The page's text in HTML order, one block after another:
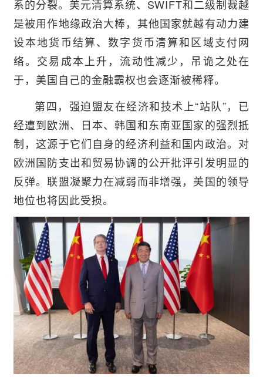
系的分裂。美元清算系统、SWIFT和二级制裁越
是被用作地缘政治大棒，其他国家就越有动力建
设本地货币结算、数字货币清算和区域支付网
络。交易成本上升，流动性减少，吊诡之处在
于，美国自己的金融霸权也会逐渐被稀释。
第四，强迫盟友在经济和技术上“站队”，已
经遭到欧洲、日本、韩国和东南亚国家的强烈抵
制，这源于它们自身的经济利益和国内政治。对
欧洲国防支出和贸易协调的公开批评引发明显的
反弹。联盟凝聚力在减弱而非增强，美国的领导
地位也将因此受损。